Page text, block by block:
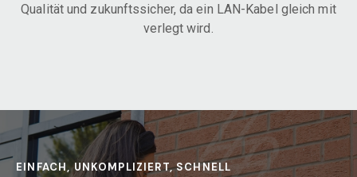
Qualität und zukunftssicher, da ein LAN-Kabel gleich mit
verlegt wird.
EINFACH, UNKOMPLIZIERT, SCHNELL